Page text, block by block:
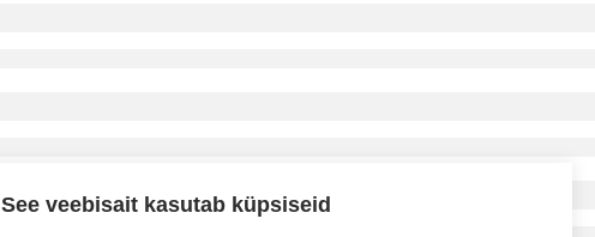
See veebisait kasutab küpsiseid